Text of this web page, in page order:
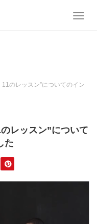
T
a
a
のレッスン”についてのイン
レッスン”について
た